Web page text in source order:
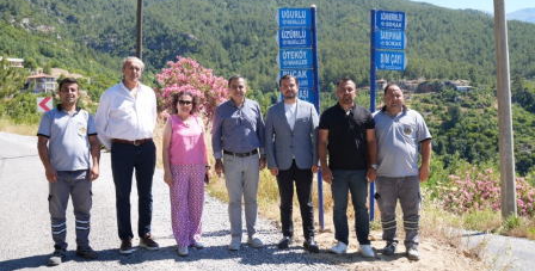
deneme bonusu veren siteler
bahis siteleri
porno izle